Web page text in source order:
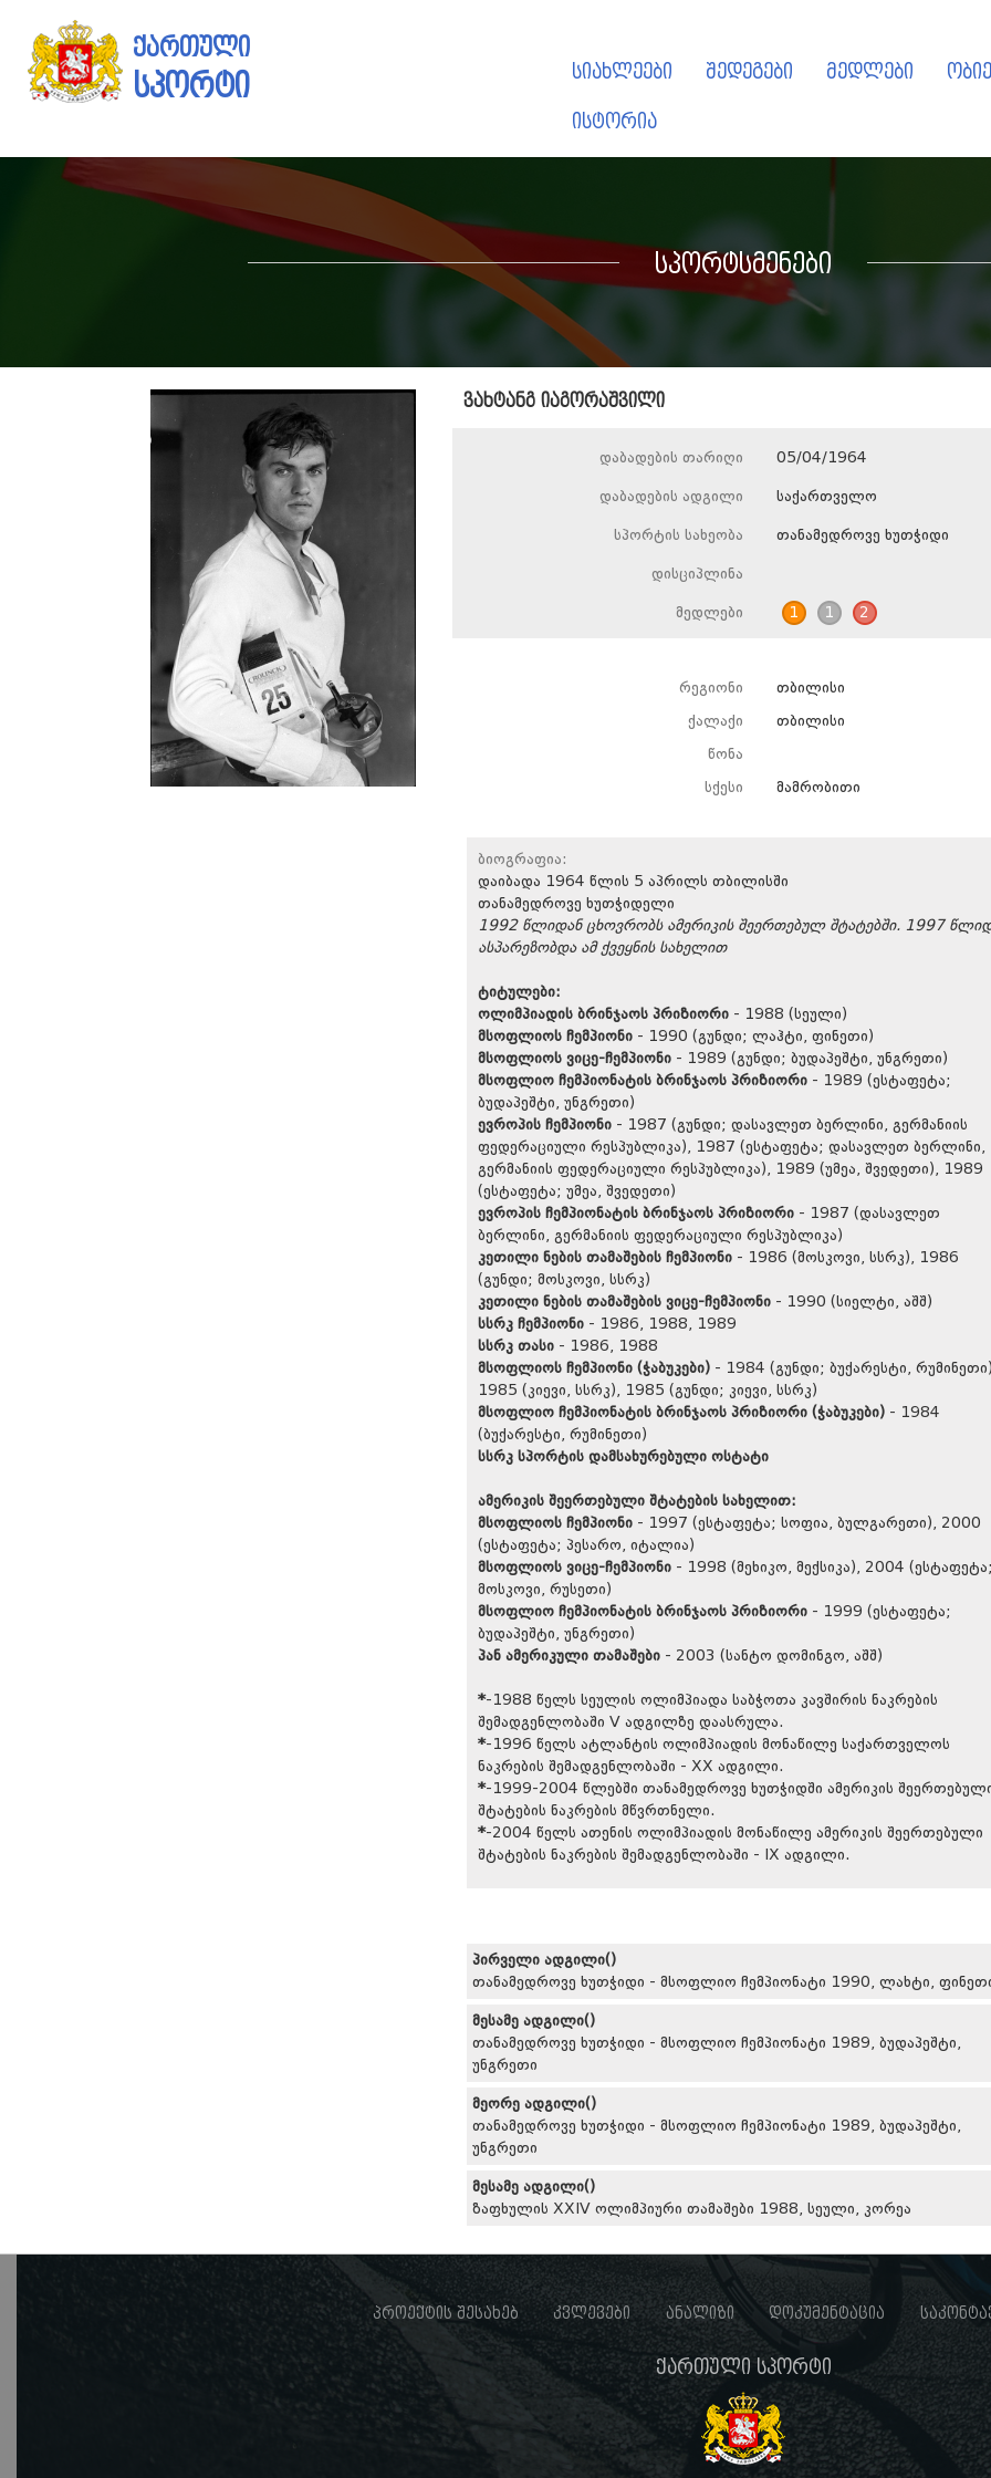
ქართული
სპორტი სიახლეები შედეგები მედლები
ისტორია
სპორტსმენები
ვახტანგ იაგორაშვილი
დაბადების თარიღი 05/04/1964
დაბადების ადგილი საქართველო
სპორტის სახეობა თანამედროვე ხუთჭიდი
დისციპლინა
მედლები 1 1 2
რეგიონი თბილისი
ქალაქი თბილისი
წონა
სქესი მამრობითი
ბიოგრაფია:
დაიბადა 1964 წლის 5 აპრილს თბილისში
თანამედროვე ხუთჭიდელი
1992 წლიდან ცხოვრობს ამერიკის შეერთებულ შტატებში. 1997
ასპარეზობდა ამ ქვეყნის სახელით
ტიტულები:
ოლიმპიადის ბრინჯაოს პრიზიორი- 1988 (სეული)
მსოფლიოს ჩემპიონი - 1990 (გუნდი; ლაჰტი, ფინეთი)
მსოფლიოს ვიცე-ჩემპიონი- 1989 (გუნდი; ბუდაპეშტი, უნგრეთი)
მსოფლიო ჩემპიონატის ბრინჯაოს პრიზიორი- 1989 (ესტაფეტა;
ბუდაპეშტი, უნგრეთი)
ევროპის ჩემპიონი- 1987 (გუნდი; დასავლეთ ბერლინი, გერმანიის
ფედერაციული რესპუბლიკა), 1987 (ესტაფეტა; დასავლეთ ბერლინი,
გერმანიის ფედერაციული რესპუბლიკა), 1989 (უმეა, შვედეთი), 1989
(ესტაფეტა; უმეა, შვედეთი)
ევროპის ჩემპიონატის ბრინჯაოს პრიზიორი - 1987 (დასავლეთ
ბერლინი, გერმანიის ფედერაციული რესპუბლიკა)
კეთილი ნების თამაშების ჩემპიონი- 1986 (მოსკოვი, სსრკ), 1986
(გუნდი; მოსკოვი, სსრკ)
კეთილი ნების თამაშების ვიცე-ჩემპიონი- 1990 (სიელტი, აშშ)
სსრკ ჩემპიონი- 1986, 1988, 1989
სსრკ თასი- 1986, 1988
მსოფლიოს ჩემპიონი (ჭაბუკები)- 1984 (გუნდი; ბუქარესტი,
1985 (კიევი, სსრკ), 1985 (გუნდი; კიევი, სსრკ)
მსოფლიო ჩემპიონატის ბრინჯაოს პრიზიორი (ჭაბუკები)- 1984
(ბუქარესტი, რუმინეთი)
სსრკ სპორტის დამსახურებული ოსტატი
ამერიკის შეერთებული შტატების სახელით:
მსოფლიოს ჩემპიონი- 1997 (ესტაფეტა; სოფია, ბულგარეთი), 2000
(ესტაფეტა; პესარო, იტალია)
მსოფლიოს ვიცე-ჩემპიონი- 1998 (მეხიკო, მექსიკა), 2004
მოსკოვი, რუსეთი)
მსოფლიო ჩემპიონატის ბრინჯაოს პრიზიორი- 1999 (ესტაფეტა;
ბუდაპეშტი, უნგრეთი)
პან ამერიკული თამაშები- 2003 (სანტო დომინგო, აშშ)
*-1988 წელს სეულის ოლიმპიადა საბჭოთა კავშირის ნაკრების
შემადგენლობაში V ადგილზე დაასრულა.
*-1996 წელს ატლანტის ოლიმპიადის მონაწილე საქართველოს
ნაკრების შემადგენლობაში - XX ადგილი.
*-1999-2004 წლებში თანამედროვე ხუთჭიდში ამერიკის
შტატების ნაკრების მწვრთნელი.
*-2004 წელს ათენის ოლიმპიადის მონაწილე ამერიკის შეერთებული
შტატების ნაკრების შემადგენლობაში - IX ადგილი.
პირველი ადგილი()
თანამედროვე ხუთჭიდი - მსოფლიო ჩემპიონატი 1990, ლახტი,
მესამე ადგილი()
თანამედროვე ხუთჭიდი - მსოფლიო ჩემპიონატი 1989, ბუდაპეშტი,
უნგრეთი
მეორე ადგილი()
თანამედროვე ხუთჭიდი - მსოფლიო ჩემპიონატი 1989, ბუდაპეშტი,
უნგრეთი
მესამე ადგილი()
ზაფხულის XXIV ოლიმპიური თამაშები 1988, სეული, კორეა
პროექტის შესახებ კვლევები ანალიზი დოკუმენტაცია
ქართული სპორტი